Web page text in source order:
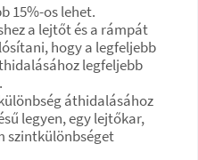
15%-os lehet.
a lejtőt és a rámpát
hogy a legfeljebb
legfeljebb
áthidalásához
legyen, egy lejtőkar,
szintkülönbséget